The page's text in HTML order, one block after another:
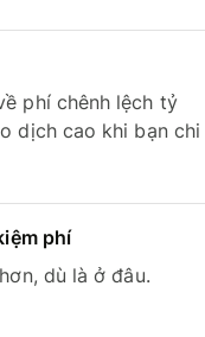
phí chênh lệch tỷ
dịch cao khi bạn chi
phí
dù là ở đâu.